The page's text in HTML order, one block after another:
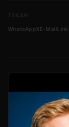
TEILEN
WhatsAppXE-Mail